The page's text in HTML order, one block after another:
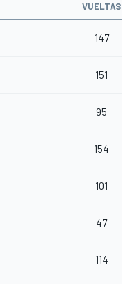
VUELTAS
147
151
95
154
101
47
114